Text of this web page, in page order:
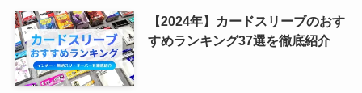
【2024年】カードスリーブのおす
すめランキング37選を徹底紹介